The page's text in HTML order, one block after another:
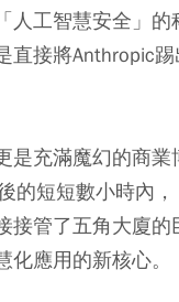
人工智慧安全」的
直接將Anthropic
是充滿魔幻的商業
的短短數小時內，
接管了五角大廈的
應用的新核心。